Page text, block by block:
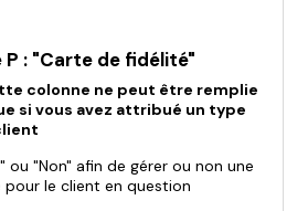
P : "Carte de fidélité"
colonne ne peut être remplie
si vous avez attribué un type
ou "Non" afin de gérer ou non une
le client en question